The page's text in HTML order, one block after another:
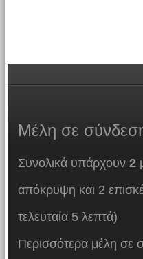
Μέλη σε
Συνολικά υπάρχουν 2
απόκρυψη και 2
τελευταία 5 λεπτά)
Περισσότερα μέλη σε